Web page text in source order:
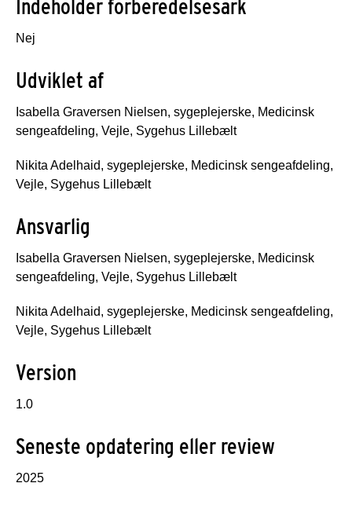
Indeholder forberedelsesark
Nej
Udviklet af
Isabella Graversen Nielsen, sygeplejerske, Medicinsk
sengeafdeling, Vejle, Sygehus Lillebælt
Nikita Adelhaid, sygeplejerske, Medicinsk sengeafdeling,
Vejle, Sygehus Lillebælt
Ansvarlig
Isabella Graversen Nielsen, sygeplejerske, Medicinsk
sengeafdeling, Vejle, Sygehus Lillebælt
Nikita Adelhaid, sygeplejerske, Medicinsk sengeafdeling,
Vejle, Sygehus Lillebælt
Version
1.0
Seneste opdatering eller review
2025